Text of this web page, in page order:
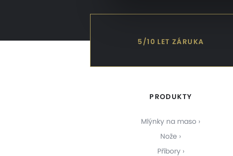
5/10 LET ZÁRUKA
PRODUKTY
Mlýnky na maso
Nože
Příbory